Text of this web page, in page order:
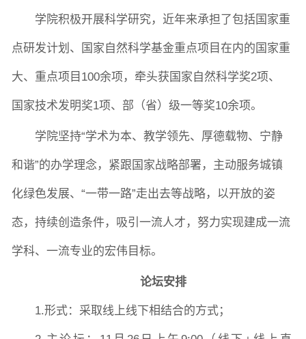
学院积极开展科学研究，近年来承担了包括国家重
点研发计划、国家自然科学基金重点项目在内的国家重
大、重点项目100余项，牵头获国家自然科学奖2项、
国家技术发明奖1项、部（省）级一等奖10余项。
学院坚持“学术为本、教学领先、厚德载物、宁静
和谐”的办学理念，紧跟国家战略部署，主动服务城镇
化绿色发展、“一带一路”走出去等战略，以开放的姿
态，持续创造条件，吸引一流人才，努力实现建成一流
学科、一流专业的宏伟目标。
论坛安排
1.形式：采取线上线下相结合的方式；